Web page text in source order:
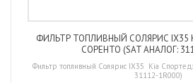
ФИЛЬТР ТОПЛИВНЫЙ СОЛЯРИС IX35
СОРЕНТО (SAT АНАЛОГ:
Фильтр топливный Солярис IX35 Kia
31112-1R000)